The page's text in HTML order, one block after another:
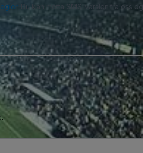
. Du kan motta SMS-varsler fra oss